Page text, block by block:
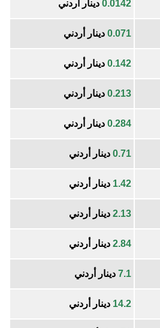
0.0142 دينار أردني
0.071 دينار أردني
0.142 دينار أردني
0.213 دينار أردني
0.284 دينار أردني
0.71 دينار أردني
1.42 دينار أردني
2.13 دينار أردني
2.84 دينار أردني
7.1 دينار أردني
14.2 دينار أردني